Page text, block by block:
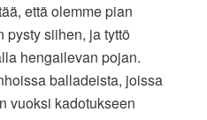
että olemme pian
pysty siihen, ja tyttö
hengailevan pojan.
balladeista, joissa
vuoksi kadotukseen